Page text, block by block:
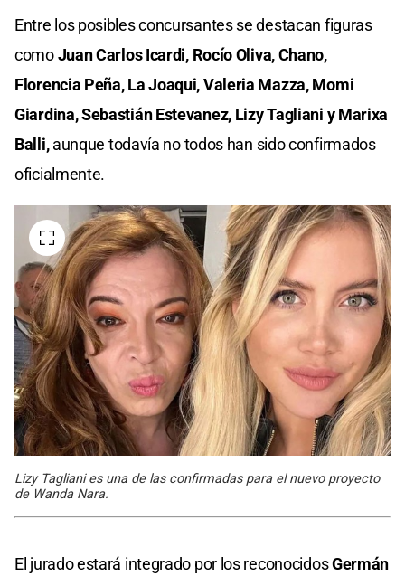
Entre los posibles concursantes se destacan figuras
comoJuan Carlos Icardi, Rocío Oliva, Chano,
Florencia Peña, La Joaqui, Valeria Mazza, Momi
Giardina, Sebastián Estevanez, Lizy Tagliani y Marixa
Balli,aunque todavía no todos han sido confirmados
oficialmente.
Lizy Tagliani es una de las confirmadas para el nuevo proyecto
de Wanda Nara.
El jurado estará integrado por los reconocidosGermán